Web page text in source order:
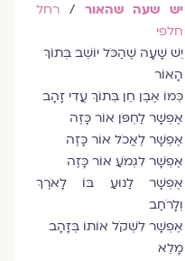
יש שעה שהאור/ רחל
חלפי
יֵשׁ שָׁעָה שֶׁהַכֹּל יוֹשֵׁב בְּתוֹךְ
הָאוֹר
כְּמוֹ אֶבֶן חֵן בְּתוֹךְ עֲדִי זָהָב
אֶפְשָׁר לַחְפֹּן אוֹר כָּזֶה
אֶפְשָׁר לֶאֱכֹל אוֹר כָּזֶה
אֶפְשָׁר לִגְמֹעַ אוֹר כָּזֶה
אֶפְשָׁר לַנוּעַ בּוֹ לָאֹרֶךְ
וְלָרֹחַב
אֶפְשָׁר לִשְׁקֹל אוֹתוֹ בְּזָהָב
מָלֵא